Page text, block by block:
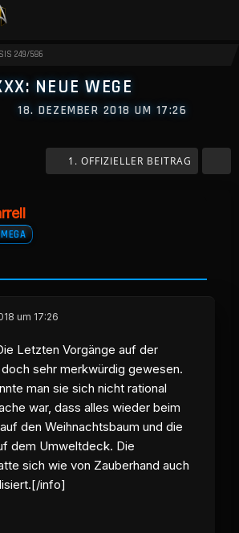
249/586
NEUE WEGE
18. DEZEMBER 2018 UM 17:26
1. OFFIZIELLER BEITRAG
um 17:26
Letzten Vorgänge auf der
sehr merkwürdig gewesen.
man sie sich nicht rational
war, dass alles wieder beim
den Weihnachtsbaum und die
dem Umweltdeck. Die
sich wie von Zauberhand auch
info]